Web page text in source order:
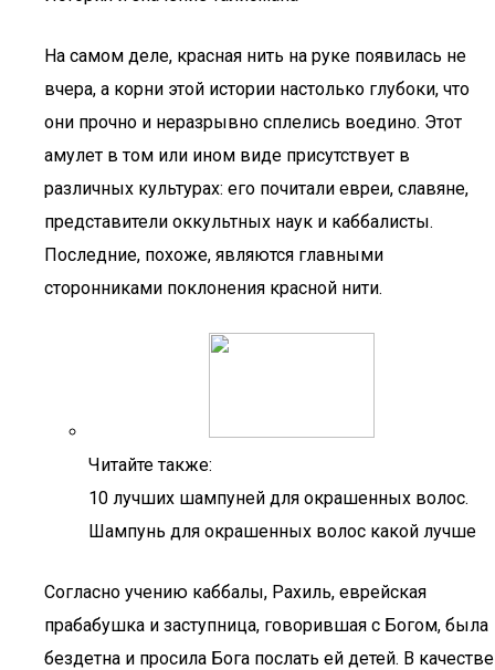
На самом деле, красная нить на руке появилась не
вчера, а корни этой истории настолько глубоки, что
они прочно и неразрывно сплелись воедино. Этот
амулет в том или ином виде присутствует в
различных культурах: его почитали евреи, славяне,
представители оккультных наук и каббалисты.
Последние, похоже, являются главными
сторонниками поклонения красной нити.
Читайте также:
10 лучших шампуней для окрашенных волос.
Шампунь для окрашенных волос какой лучше
Согласно учению каббалы, Рахиль, еврейская
прабабушка и заступница, говорившая с Богом, была
бездетна и просила Бога послать ей детей. В качестве